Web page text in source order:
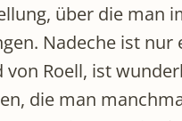
über die
Nadeche ist
von Roell, ist
die man